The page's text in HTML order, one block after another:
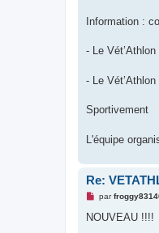
Information :
- Le
- Le
Sportivement
L'équipe
Re:
M
s
par
NOUVEAU !!!!